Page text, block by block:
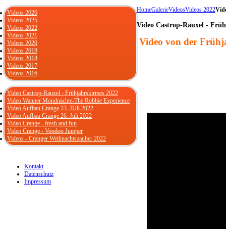
HomeGalerieVideosVideos 2022
Video Castrop-Rauxel -
Video von der
Videos 2026
Videos 2025
Videos 2022
Videos 2021
Videos 2020
Videos 2019
Videos 2018
Videos 2017
Videos 2016
Video Castrop-Rauxel - Frühjahrskirmes 2022
Video Wanner Mondnächte-The Robbie Experience
Video Aufbau Crange 23. JUli 2022
Video Aufbau Crange 26. Juli 2022
Video Crange - fresh and fun
Video Crange - Voodoo Jumper
Videos - Cranger Weihnachtszauber 2022
Kontakt
Datenschutz
Impressum